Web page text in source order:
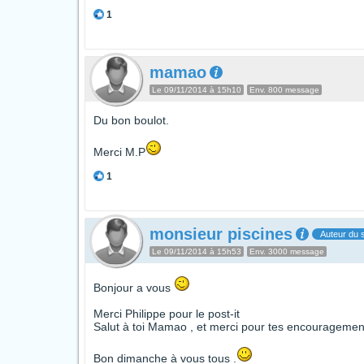
1
mamao
Le 09/11/2014 à 15h10 Env. 800 message
Du bon boulot.
Merci M.P
1
monsieur piscines Auteur du
Le 09/11/2014 à 15h53 Env. 3000 message
Bonjour a vous
Merci Philippe pour le post-it
Salut à toi Mamao , et merci pour tes
Bon dimanche à vous tous .